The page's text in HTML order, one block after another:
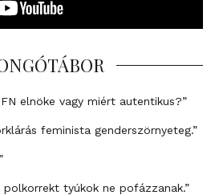
elnöke vagy miért autentikus?”
feminista genderszörnyeteg.”
tyúkok ne pofázzanak.”